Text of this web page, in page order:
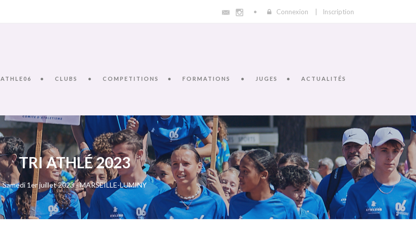
Connexion Inscription
ATHLE06 CLUBS COMPETITIONS FORMATIONS JUGES ACTUALITÉS
TRI ATHLÉ 2023
Samedi 1er juillet 2023 - MARSEILLE-LUMINY